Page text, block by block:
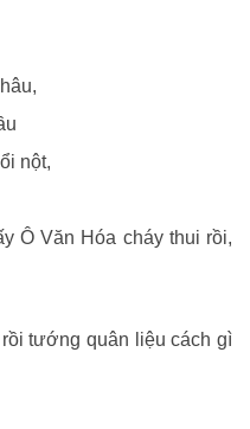
nột,
Ô Văn Hóa cháy thui rồi,
tướng quân liệu cách gì